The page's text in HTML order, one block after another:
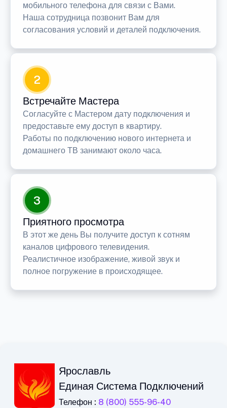
мобильного телефона для связи с Вами.
Наша сотрудница позвонит Вам для
согласования условий и деталей подключения.
2
Встречайте Мастера
Согласуйте с Мастером дату подключения и
предоставьте ему доступ в квартиру.
Работы по подключению нового интернета и
домашнего ТВ занимают около часа.
3
Приятного просмотра
В этот же день Вы получите доступ к сотням
каналов цифрового телевидения.
Реалистичное изображение, живой звук и
полное погружение в происходящее.
Ярославль
Единая Система Подключений
Телефон : 8 (800) 555-96-40